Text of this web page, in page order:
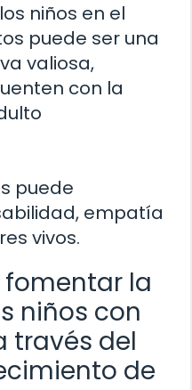
niños en el
puede ser una
valiosa,
con la
puede
empatía
vivos.
la
niños con
través del
de